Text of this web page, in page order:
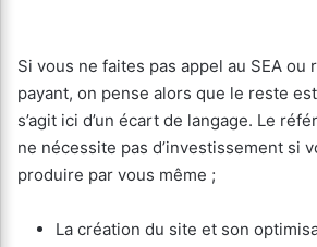
Si vous ne faites pas appel au SEA ou
payant, on pense alors que le reste
s’agit ici d’un écart de langage. Le
ne nécessite pas d’investissement si
produire par vous même ;
La création du site et son